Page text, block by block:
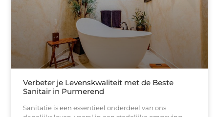
Verbeter je Levenskwaliteit met de Beste
Sanitair in Purmerend
Sanitatie is een essentieel onderdeel van ons